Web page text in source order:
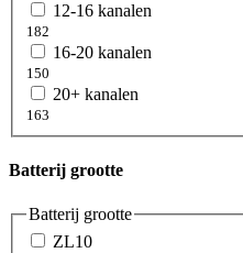
12-16 kanalen
182
16-20 kanalen
150
20+ kanalen
163
Batterij grootte
Batterij grootte
ZL10